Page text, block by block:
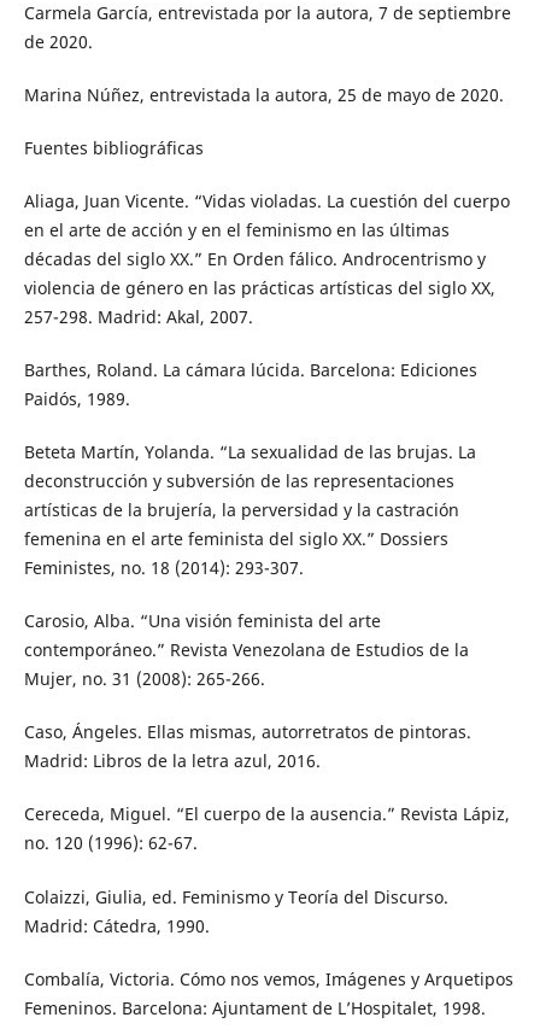
Carmela García, entrevistada por la autora, 7 de septiembre
de 2020.
Marina Núñez, entrevistada la autora, 25 de mayo de 2020.
Fuentes bibliográficas
Aliaga, Juan Vicente. “Vidas violadas. La cuestión del cuerpo
en el arte de acción y en el feminismo en las últimas
décadas del siglo XX.” En Orden fálico. Androcentrismo y
violencia de género en las prácticas artísticas del siglo XX,
257-298. Madrid: Akal, 2007.
Barthes, Roland. La cámara lúcida. Barcelona: Ediciones
Paidós, 1989.
Beteta Martín, Yolanda. “La sexualidad de las brujas. La
deconstrucción y subversión de las representaciones
artísticas de la brujería, la perversidad y la castración
femenina en el arte feminista del siglo XX.” Dossiers
Feministes, no. 18 (2014): 293-307.
Carosio, Alba. “Una visión feminista del arte
contemporáneo.” Revista Venezolana de Estudios de la
Mujer, no. 31 (2008): 265-266.
Caso, Ángeles. Ellas mismas, autorretratos de pintoras.
Madrid: Libros de la letra azul, 2016.
Cereceda, Miguel. “El cuerpo de la ausencia.” Revista Lápiz,
no. 120 (1996): 62-67.
Colaizzi, Giulia, ed. Feminismo y Teoría del Discurso.
Madrid: Cátedra, 1990.
Combalía, Victoria. Cómo nos vemos, Imágenes y Arquetipos
Femeninos. Barcelona: Ajuntament de L’Hospitalet, 1998.